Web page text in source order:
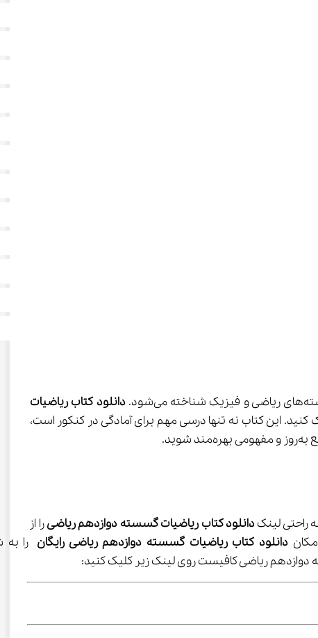
دانلود کتاب ریاضیات
درک کنید. این کتاب نه تنها درسی مهم برای آمادگی در کنکور است،
دانلود کتاب ریاضیات گسسته دوازدهم ریاضی را از
دانلود کتاب ریاضیات گسسته دوازدهم ریاضی رایگان را